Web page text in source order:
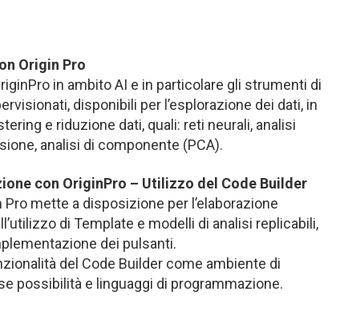
Origin Pro
in ambito AI e in particolare gli strumenti di
disponibili per l’esplorazione dei dati, in
e riduzione dati, quali: reti neurali, analisi
analisi di componente (PCA).
con OriginPro – Utilizzo del Code Builder
mette a disposizione per l’elaborazione
di Template e modelli di analisi replicabili,
dei pulsanti.
del Code Builder come ambiente di
possibilità e linguaggi di programmazione.